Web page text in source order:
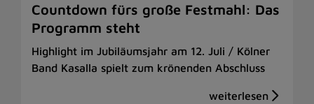
Countdown fürs große Festmahl: Das
Programm steht
Highlight im Jubiläumsjahr am 12. Juli / Kölner
Band Kasalla spielt zum krönenden Abschluss